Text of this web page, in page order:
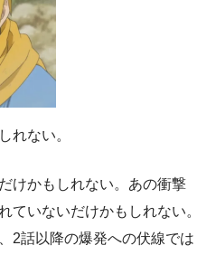
れない。
けかもしれない。あの衝撃
ていないだけかもしれない。
2話以降の爆発への伏線では